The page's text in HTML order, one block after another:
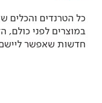
כל הטרנדים
במוצרים לפני כולם,
חדשות שאפשר